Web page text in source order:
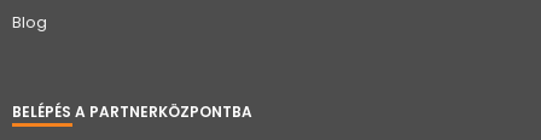
Blog
BELÉPÉS A PARTNERKÖZPONTBA